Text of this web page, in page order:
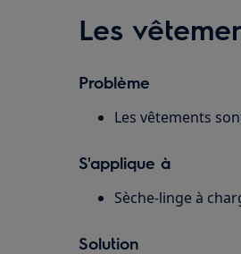
Les
Problème
Les vêtements
S'applique à
Sèche-linge à
Solution